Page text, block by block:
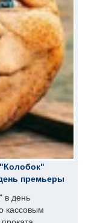
премьеры
в день
кассовым